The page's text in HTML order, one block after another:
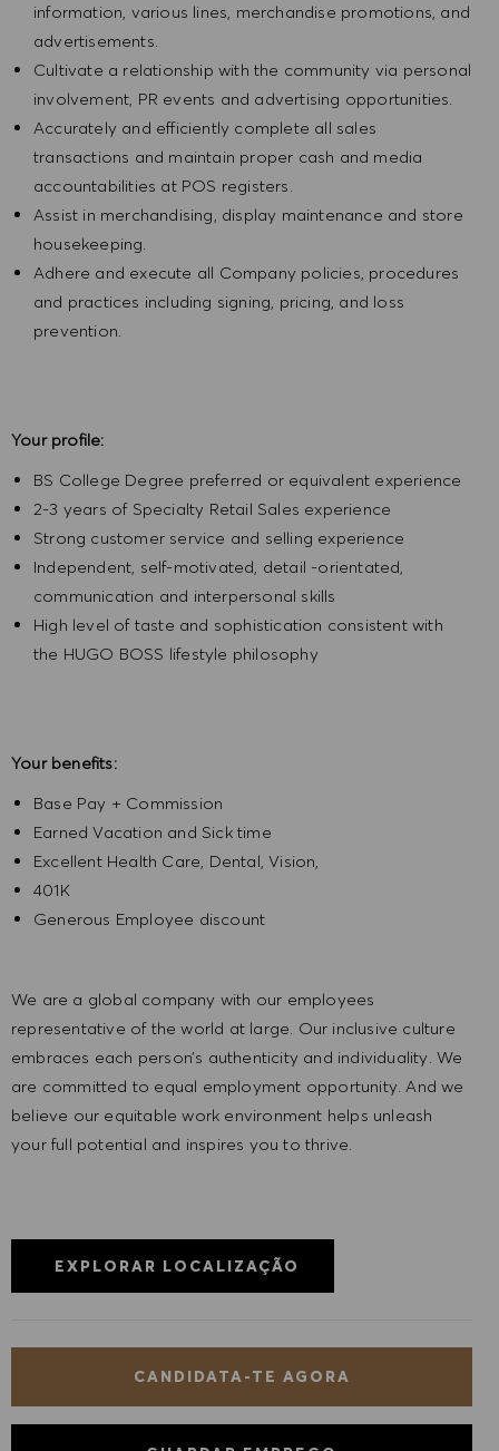
information, various lines, merchandise promotions, and
advertisements.
Cultivate a relationship with the community via personal
involvement, PR events and advertising opportunities.
Accurately and efficiently complete all sales
transactions and maintain proper cash and media
accountabilities at POS registers.
Assist in merchandising, display maintenance and store
housekeeping.
Adhere and execute all Company policies, procedures
and practices including signing, pricing, and loss
prevention.
Your profile:
BS College Degree preferred or equivalent experience
2-3 years of Specialty Retail Sales experience
Strong customer service and selling experience
Independent, self-motivated, detail -orientated,
communication and interpersonal skills
High level of taste and sophistication consistent with
the HUGO BOSS lifestyle philosophy
Your benefits:
Base Pay + Commission
Earned Vacation and Sick time
Excellent Health Care, Dental, Vision,
401K
Generous Employee discount
We are a global company with our employees
representative of the world at large. Our inclusive culture
embraces each person’s authenticity and individuality. We
are committed to equal employment opportunity. And we
believe our equitable work environment helps unleash
your full potential and inspires you to thrive.
EXPLORAR LOCALIZAÇÃO
CANDIDATA-TE AGORA